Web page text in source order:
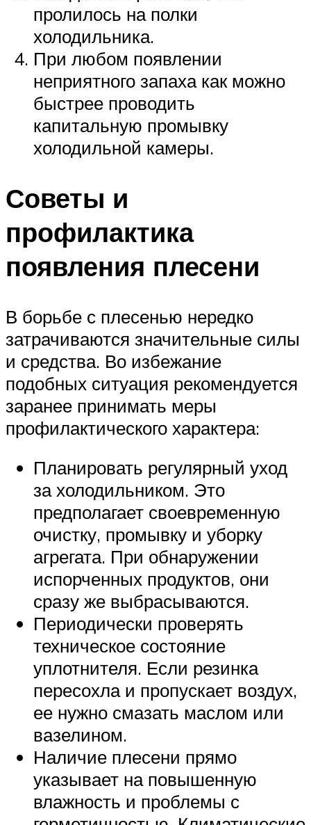
пролилось на полки
холодильника.
При любом появлении
неприятного запаха как можно
быстрее проводить
капитальную промывку
холодильной камеры.
Советы и
профилактика
появления плесени
В борьбе с плесенью нередко
затрачиваются значительные силы
и средства. Во избежание
подобных ситуация рекомендуется
заранее принимать меры
профилактического характера:
Планировать регулярный уход
за холодильником. Это
предполагает своевременную
очистку, промывку и уборку
агрегата. При обнаружении
испорченных продуктов, они
сразу же выбрасываются.
Периодически проверять
техническое состояние
уплотнителя. Если резинка
пересохла и пропускает воздух,
ее нужно смазать маслом или
вазелином.
Наличие плесени прямо
указывает на повышенную
влажность и проблемы с